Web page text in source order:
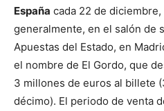
España cada 22 de
generalmente, en el salón de
Apuestas del Estado, en
el nombre de El Gordo, que
3 millones de euros al billete
décimo). El periodo de venta